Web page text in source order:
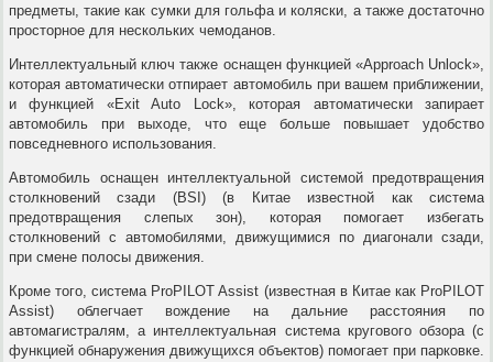
предметы, такие как сумки для гольфа и коляски, а также достаточно
просторное для нескольких чемоданов.
Интеллектуальный ключ также оснащен функцией «Approach Unlock»,
которая автоматически отпирает автомобиль при вашем приближении,
и функцией «Exit Auto Lock», которая автоматически запирает
автомобиль при выходе, что еще больше повышает удобство
повседневного использования.
Автомобиль оснащен интеллектуальной системой предотвращения
столкновений сзади (BSI) (в Китае известной как система
предотвращения слепых зон), которая помогает избегать
столкновений с автомобилями, движущимися по диагонали сзади,
при смене полосы движения.
Кроме того, система ProPILOT Assist (известная в Китае как ProPILOT
Assist) облегчает вождение на дальние расстояния по
автомагистралям, а интеллектуальная система кругового обзора (с
функцией обнаружения движущихся объектов) помогает при парковке.